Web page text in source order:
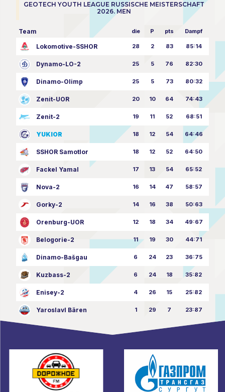
GEOTECH YOUTH LEAGUE RUSSISCHE MEISTERSCHAFT
2026. MEN
Team die P pts Dampf
Lokomotive-SSHOR 28 2 83 85:14
Dynamo-LO-2 25 5 76 82:30
Dinamo-Olimp 25 5 73 80:32
Zenit-UOR 20 10 64 74:43
Zenit-2 19 11 52 68:51
YUKIOR 18 12 54 64:46
SSHOR Samotlor 18 12 52 64:50
Fackel Yamal 17 13 54 65:52
Nova-2 16 14 47 58:57
Gorky-2 14 16 38 50:63
Orenburg-UOR 12 18 34 49:67
Belogorie-2 11 19 30 44:71
Dinamo-Bašgau 6 24 23 36:75
Kuzbass-2 6 24 18 35:82
Enisey-2 4 26 15 25:82
Yaroslavl Bären 1 29 7 23:87